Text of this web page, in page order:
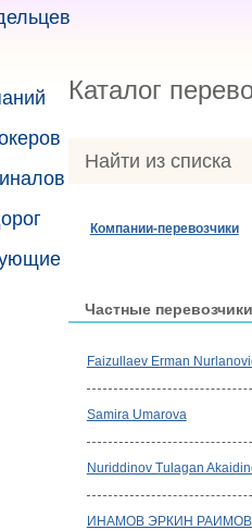
Каталог
Найти из списка
Компании-перевозчики
Частные перевозчики
Faizullaev Erman
Samira Umarova
Nuriddinov Tulagan
ИНАМОВ ЭРКИН